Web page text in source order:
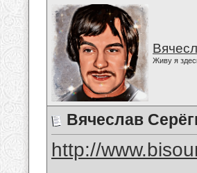
Живу я
Вячеслав
http://